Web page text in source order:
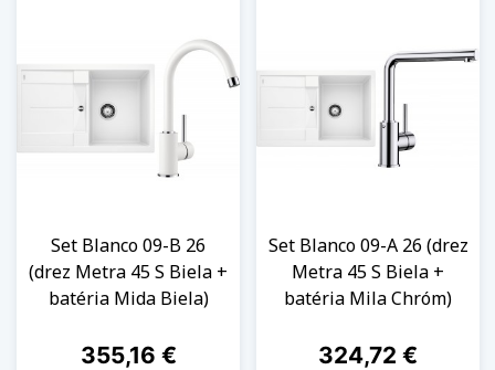
Set Blanco 09-B 26
(drez Metra 45 S Biela +
batéria Mida Biela)
Cena
355,16 €
Set Blanco 09-A 26 (drez
Metra 45 S Biela +
batéria Mila Chróm)
Cena
324,72 €